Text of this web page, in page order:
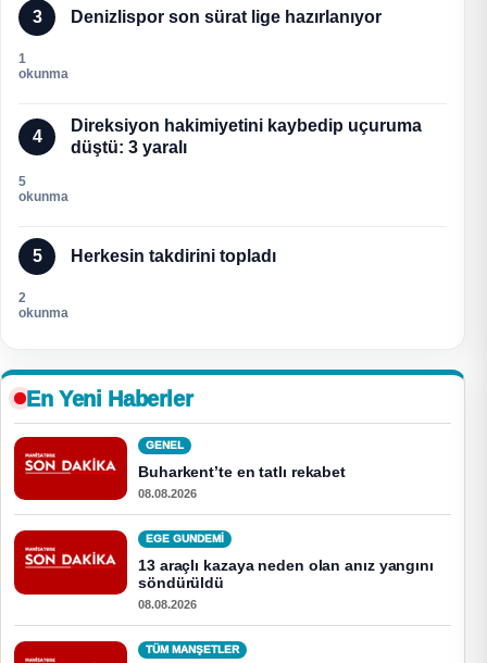
3 Denizlispor son sürat lige hazırlanıyor
1
okunma
4
Direksiyon hakimiyetini kaybedip uçuruma
düştü: 3 yaralı
5
okunma
5 Herkesin takdirini topladı
2
okunma
En Yeni Haberler
GENEL
Buharkent’te en tatlı rekabet
08.08.2026
EGE GUNDEMİ
13 araçlı kazaya neden olan anız yangını
söndürüldü
08.08.2026
TÜM MANŞETLER